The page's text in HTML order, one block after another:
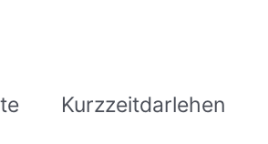
Kurzzeitdarlehen